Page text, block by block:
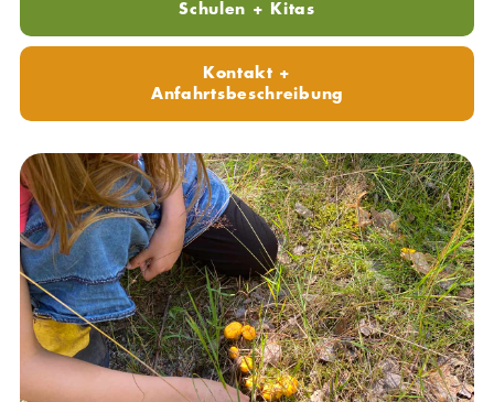
Schulen + Kitas
Kontakt +
Anfahrtsbeschreibung